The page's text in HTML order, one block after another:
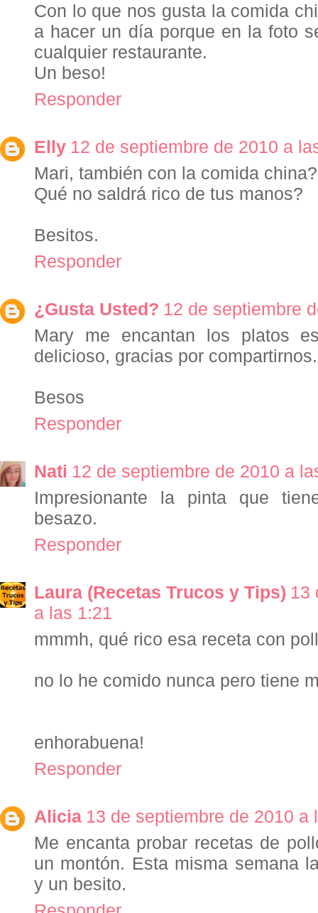
Con lo que nos gusta la comida
a hacer un día porque en la foto
cualquier restaurante.
Un beso!
Responder
Elly 12 de septiembre de 2010 a
Mari, también con la comida
Qué no saldrá rico de tus manos?
Besitos.
Responder
¿Gusta Usted? 12 de septiembre
Mary me encantan los platos
delicioso, gracias por compartirnos.
Besos
Responder
Nati 12 de septiembre de 2010 a
Impresionante la pinta que
besazo.
Responder
Laura (Recetas Trucos y Tips) 13
a las 1:21
mmmh, qué rico esa receta con
no lo he comido nunca pero tiene
enhorabuena!
Responder
Alicia 13 de septiembre de 2010 a
Me encanta probar recetas de
un montón. Esta misma semana
y un besito.